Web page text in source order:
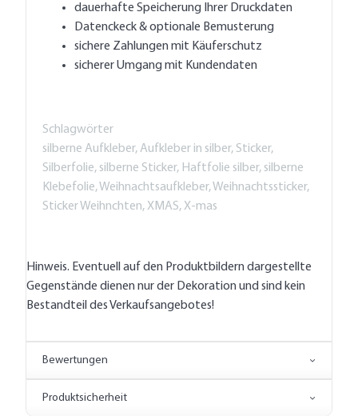
dauerhafte Speicherung Ihrer Druckdaten
Datenckeck & optionale Bemusterung
sichere Zahlungen mit Käuferschutz
sicherer Umgang mit Kundendaten
Schlagwörter
silberne Aufkleber, Aufkleber in silber, Sticker,
Silberfolie, silberne Sticker, Haftfolie silber, silberne
Klebefolie, Weihnachtsaufkleber, Weihnachtssticker,
Sticker Weihnchten, XMAS, X-mas
Hinweis. Eventuell auf den Produktbildern dargestellte
Gegenstände dienen nur der Dekoration und sind kein
Bestandteil des Verkaufsangebotes!
Bewertungen
Produktsicherheit